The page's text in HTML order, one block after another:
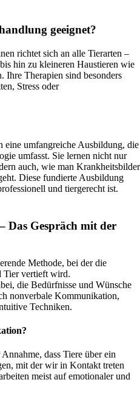
geeignet?
richtet sich an alle Tierarten –
hin zu kleineren Haustieren wie
Ihre Therapien sind besonders
Stress oder
eine umfangreiche Ausbildung, die
umfasst. Sie lernen nicht nur
auch, wie man Krankheitsbilder
Diese fundierte Ausbildung
und tiergerecht ist.
Gespräch mit der
Methode, bei der die
Tier vertieft wird.
die Bedürfnisse und Wünsche
nonverbale Kommunikation,
Techniken.
dass Tiere über ein
mit der wir in Kontakt treten
meist auf emotionaler und